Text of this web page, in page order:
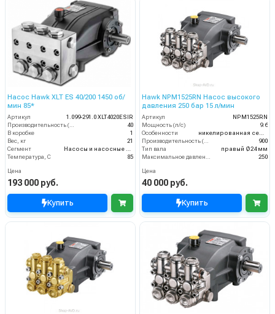
Насос Hawk XLT ES 40/200 1450 об/
мин 85*
Артикул
1.099-291.0 XLT4020ESIR
40
В коробке
1
Вес, кг
21
Сегмент
Температура, C
85
Цена
193 000 руб.
Купить
Hawk NPM1525RN Насос высокого
давления 250 бар 15 л/мин
Артикул
NPM1525RN
Мощность (л/с)
9.6
Особенности
900
Тип вала
правый Ø24 мм
250
Цена
40 000 руб.
Купить